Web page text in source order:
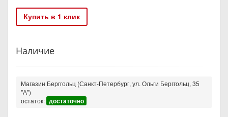
Купить в 1 клик
Наличие
Магазин Берггольц (Санкт-Петербург, ул. Ольги Берггольц, 35
"А")
остаток: достаточно